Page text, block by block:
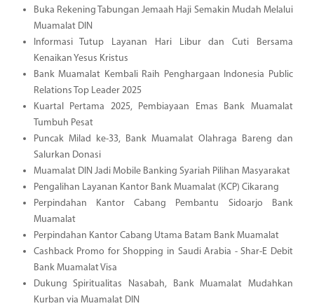
Buka Rekening Tabungan Jemaah Haji Semakin Mudah Melalui
Muamalat DIN
Informasi Tutup Layanan Hari Libur dan Cuti Bersama
Kenaikan Yesus Kristus
Bank Muamalat Kembali Raih Penghargaan Indonesia Public
Relations Top Leader 2025
Kuartal Pertama 2025, Pembiayaan Emas Bank Muamalat
Tumbuh Pesat
Puncak Milad ke-33, Bank Muamalat Olahraga Bareng dan
Salurkan Donasi
Muamalat DIN Jadi Mobile Banking Syariah Pilihan Masyarakat
Pengalihan Layanan Kantor Bank Muamalat (KCP) Cikarang
Perpindahan Kantor Cabang Pembantu Sidoarjo Bank
Muamalat
Perpindahan Kantor Cabang Utama Batam Bank Muamalat
Cashback Promo for Shopping in Saudi Arabia - Shar-E Debit
Bank Muamalat Visa
Dukung Spiritualitas Nasabah, Bank Muamalat Mudahkan
Kurban via Muamalat DIN